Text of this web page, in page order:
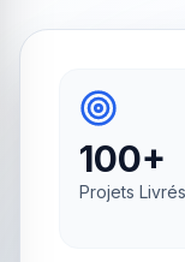
100+
Projets Livrés